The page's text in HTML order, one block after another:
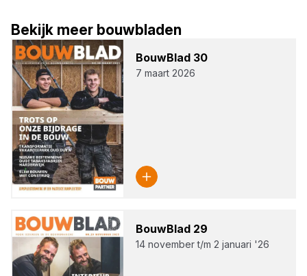
Bekijk meer bouwbladen
Bouw­Blad 30
7 maart 2026
Bouw­Blad 29
14 november t/m 2 januari '26